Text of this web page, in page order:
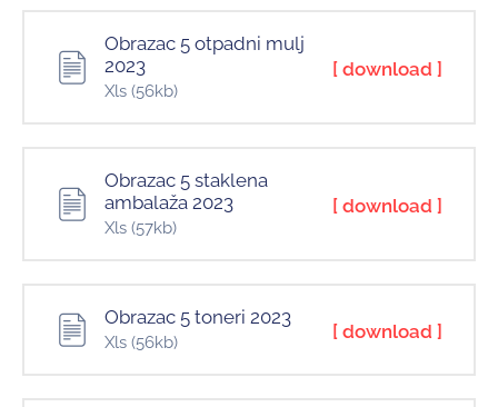
Obrazac 5 otpadni mulj
2023
Xls (56kb)
[ download ]
Obrazac 5 staklena
ambalaža 2023
Xls (57kb)
[ download ]
Obrazac 5 toneri 2023
Xls (56kb) [ download ]